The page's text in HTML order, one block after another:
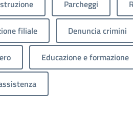
Parcheggi
filiale Denuncia crimini
Educazione e formazione